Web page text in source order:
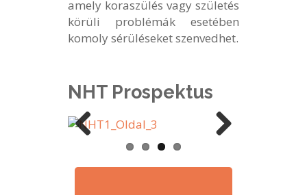
amely koraszülés vagy születés
körüli problémák esetében
komoly sérüléseket szenvedhet.
NHT Prospektus